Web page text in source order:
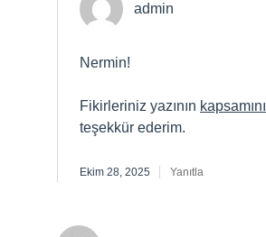
admin
Nermin!
Fikirleriniz yazının kapsamını
teşekkür ederim.
Ekim 28, 2025 Yanıtla